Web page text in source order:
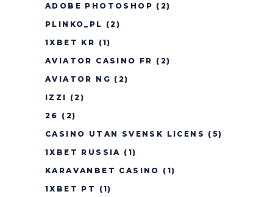
ADOBE PHOTOSHOP (2)
PLINKO_PL (2)
1XBET KR (1)
AVIATOR CASINO FR (2)
AVIATOR NG (2)
IZZI (2)
26 (2)
CASINO UTAN SVENSK LICENS (5)
1XBET RUSSIA (1)
KARAVANBET CASINO (1)
1XBET PT
(1)